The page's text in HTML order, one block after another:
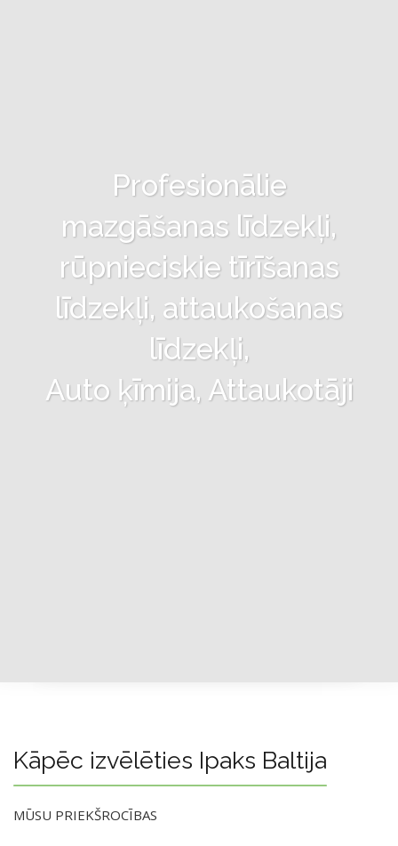
Profesionālie
mazgāšanas līdzekļi,
rūpnieciskie tīrīšanas
līdzekļi, attaukošanas
līdzekļi,
Auto ķīmija, Attaukotāji
Kāpēc izvēlēties Ipaks Baltija
MŪSU PRIEKŠROCĪBAS